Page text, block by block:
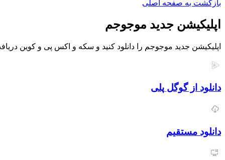
بازگشت به صفحه اصلی
اپلیکیشن جدید موجوجم
اپلیکیشن جدید موجوجم را دانلود کنید و سکه و اکس پی و کوین
دانلود از گوگل پلی
دانلود مستقیم